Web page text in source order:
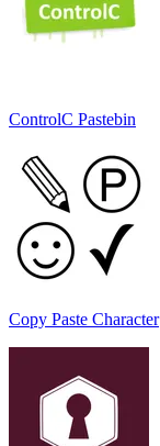
ControlC Pastebin
Copy Paste Character